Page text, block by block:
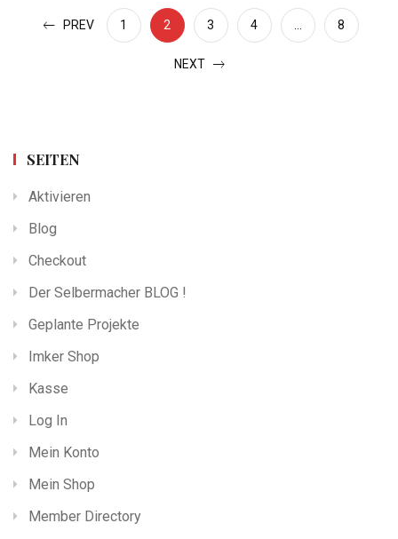
PREV 1 2 3 4 … 8
NEXT
SEITEN
Aktivieren
Blog
Checkout
Der Selbermacher BLOG !
Geplante Projekte
Imker Shop
Kasse
Log In
Mein Konto
Mein Shop
Member Directory